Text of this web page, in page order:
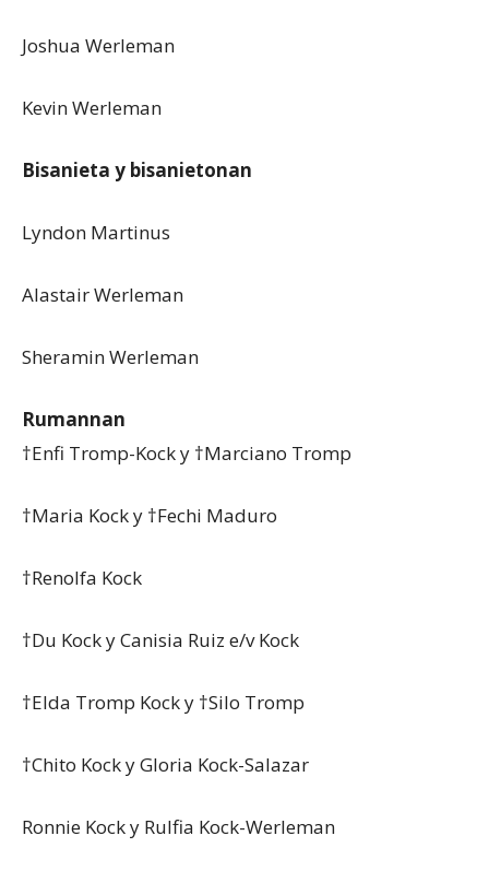
Joshua Werleman
Kevin Werleman
Bisanieta y bisanietonan
Lyndon Martinus
Alastair Werleman
Sheramin Werleman
Rumannan
†Enfi Tromp-Kock y †Marciano Tromp
†Maria Kock y †Fechi Maduro
†Renolfa Kock
†Du Kock y Canisia Ruiz e/v Kock
†Elda Tromp Kock y †Silo Tromp
†Chito Kock y Gloria Kock-Salazar
Ronnie Kock y Rulfia Kock-Werleman